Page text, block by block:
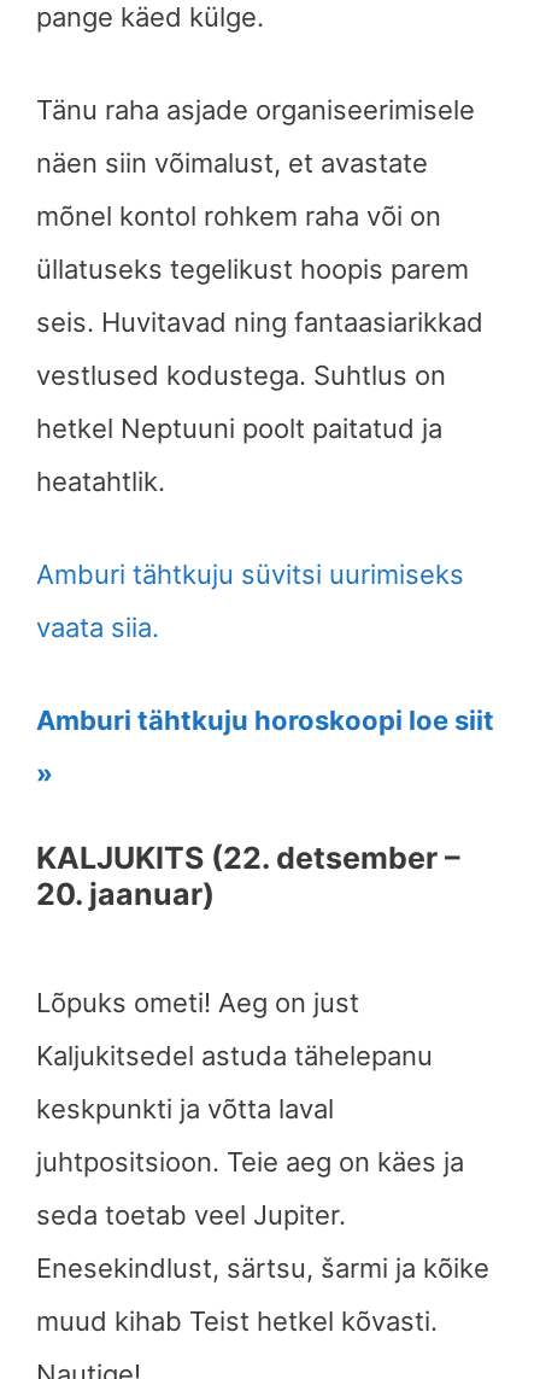
pange käed külge.
Tänu raha asjade organiseerimisele
näen siin võimalust, et avastate
mõnel kontol rohkem raha või on
üllatuseks tegelikust hoopis parem
seis. Huvitavad ning fantaasiarikkad
vestlused kodustega. Suhtlus on
hetkel Neptuuni poolt paitatud ja
heatahtlik.
Amburi tähtkuju süvitsi uurimiseks
vaata siia.
Amburi tähtkuju horoskoopi loe siit
»
KALJUKITS (22. detsember –
20. jaanuar)
Lõpuks ometi! Aeg on just
Kaljukitsedel astuda tähelepanu
keskpunkti ja võtta laval
juhtpositsioon. Teie aeg on käes ja
seda toetab veel Jupiter.
Enesekindlust, särtsu, šarmi ja kõike
muud kihab Teist hetkel kõvasti.